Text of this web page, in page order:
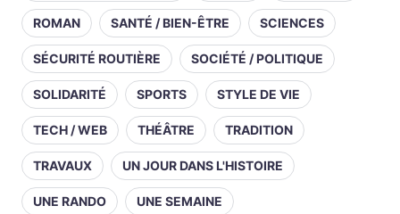
ROMAN SANTÉ / BIEN-ÊTRE SCIENCES
SÉCURITÉ ROUTIÈRE SOCIÉTÉ / POLITIQUE
SOLIDARITÉ SPORTS STYLE DE VIE
TECH / WEB THÉÂTRE TRADITION
TRAVAUX UN JOUR DANS L'HISTOIRE
UNE RANDO UNE SEMAINE